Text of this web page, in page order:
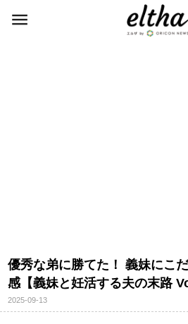
優秀な弟に勝てた！ 義妹にこ
感【義妹と妊活する夫の末路
2025-09-13